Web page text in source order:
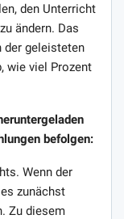
den Unterricht
ändern. Das
der geleisteten
wie viel Prozent
befolgen:
Wenn der
zunächst
Zu diesem